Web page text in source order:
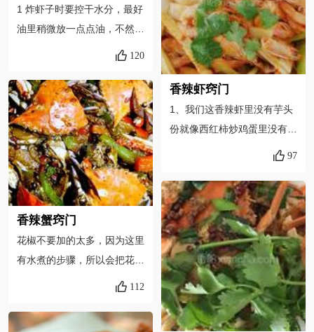
1 炸虾子时要控干水分，最好
油里稍微放一点点油，不然很
容易炸锅，炸的时候可以稍微
瓜条和藕片都很好熟，没必要
炸太久，不然就黄瓜和藕片就
太软了，口感就差些。3 加些
郫县豆瓣酱会超级香辣鲜香，
很过瘾。
120
香辣蟹窍门
花椒不要加的太多，因为这里
有水煮的步骤，所以会把花椒
味充分的煮出来，如果加的太
多，因为郫县豆瓣酱和生抽都
112
量的水焖下，让虾入味，那样
更好吃。4、装盘后记得撒下
芝麻，添加下色彩和香味。炒
熟的芝麻在刚起锅的虾上，经
过余热后芝麻又散分出让人流
口水的香味。
香辣虾窍门
1、我们这香辣虾里没有芋头
份就像西红柿炒鸡蛋里没有鸡
蛋一样，芋头份是我们这的特
实在没有，就别放了^..^2、
芋头份要后放，否则容易煳
锅，汤要多点炖一下，炖的轻
了又不入味3、想吃火锅就多
放点汤，海天黄豆酱多放点，
炒好的香辣虾直接放在火锅锅
里吃，吃完加水就煮火锅了
4、喜欢吃香菜多放点埋在虾
97